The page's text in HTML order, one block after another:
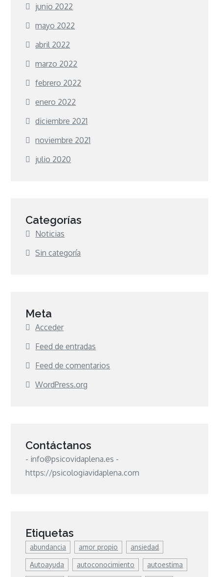
junio 2022
mayo 2022
abril 2022
marzo 2022
febrero 2022
enero 2022
diciembre 2021
noviembre 2021
julio 2020
Categorías
Noticias
Sin categoría
Meta
Acceder
Feed de entradas
Feed de comentarios
WordPress.org
Contáctanos
- info@psicovidaplena.es -
https://psicologiavidaplena.com
Etiquetas
abundancia amor propio ansiedad
Autoayuda autoconocimiento autoestima